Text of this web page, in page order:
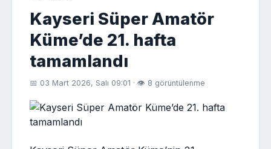
Kayseri Süper Amatör
Küme’de 21. hafta
tamamlandı
📅 03 Mart 2026, Salı 09:01 · 👁 8 görüntülenme